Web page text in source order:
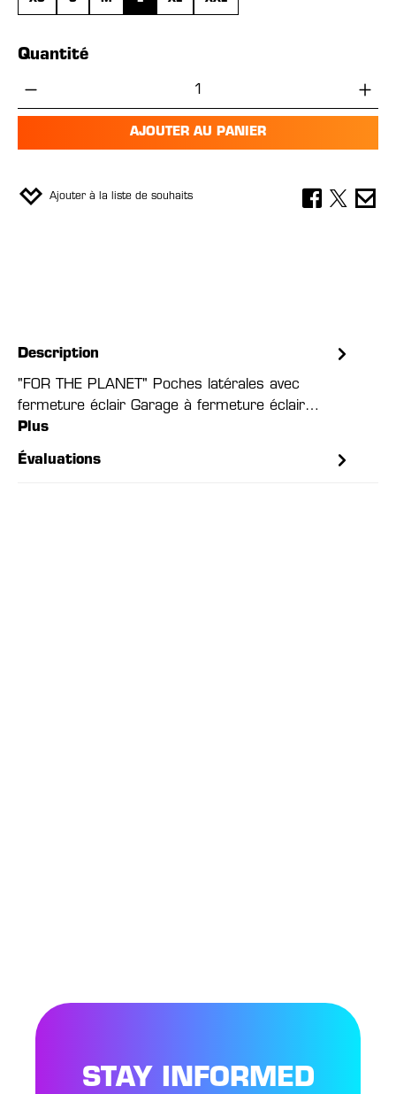
Quantité
Quantité de produit : Entrez la quantité
AJOUTER AU PANIER
Ajouter à la liste de souhaits
Description
"FOR THE PLANET" Poches latérales avec
fermeture éclair Garage à fermeture éclair…
Plus
Évaluations
STAY INFORMED